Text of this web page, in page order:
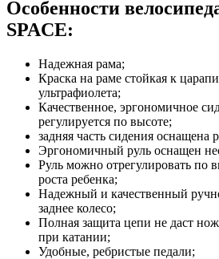
Особенности
SPACE:
Надежная рама;
Краска на раме стойкая к
ультрафиолета;
Качественное, эргономичное
регулируется по высоте;
задняя часть сидения оснащена
Эргономичный руль оснащен
Руль можно отрегулировать по
роста ребенка;
Надежный и качественный
заднее колесо;
Полная защита цепи не даст
при катании;
Удобные, ребристые педали;